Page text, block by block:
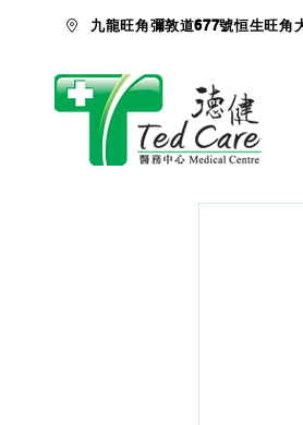
九龍旺角彌敦道677號恒生旺角